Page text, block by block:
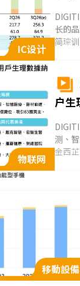
IC设计
长的
为第4
估较
简琮训
物联网
户生
测、
照及
可，
金西芷
移動設